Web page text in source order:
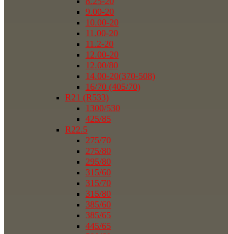
9.00-20
10.00-20
11.00-20
11.2-20
12.00-20
12.00/80
14.00-20(370-508)
16/70 (405/70)
R21 (R533)
1300/530
425/85
R22.5
275/70
275/80
295/80
315/60
315/70
315/80
385/60
385/65
445/65